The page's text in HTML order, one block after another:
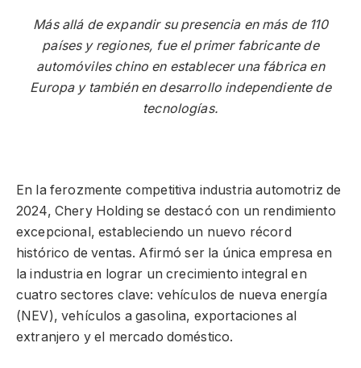
Más allá de expandir su presencia en más de 110
países y regiones, fue el primer fabricante de
automóviles chino en establecer una fábrica en
Europa y también en desarrollo independiente de
tecnologías.
En la ferozmente competitiva industria automotriz de
2024, Chery Holding se destacó con un rendimiento
excepcional, estableciendo un nuevo récord
histórico de ventas. Afirmó ser la única empresa en
la industria en lograr un crecimiento integral en
cuatro sectores clave: vehículos de nueva energía
(NEV), vehículos a gasolina, exportaciones al
extranjero y el mercado doméstico.